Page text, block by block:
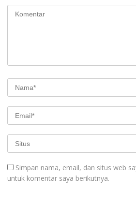
Simpan nama, email, dan situs web
untuk komentar saya berikutnya.